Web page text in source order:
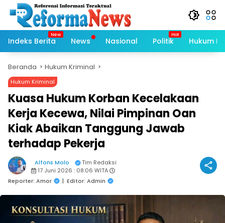
Langsung
konten
Indeks Berita
News Nasional Politik Hukum
Beranda Hukum Kriminal
Hukum Kriminal
Kuasa Hukum Korban Kecelakaan
Kerja Kecewa, Nilai Pimpinan Oan
Kiak Abaikan Tanggung Jawab
terhadap Pekerja
Alfons Molo
Tim Redaksi
17 Juni 2026 : 08:06 WITA
Reporter: Amor
| Editor: Admin